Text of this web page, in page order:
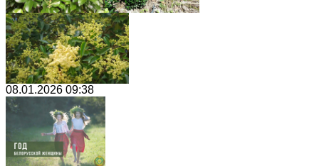
08.01.2026 09:38